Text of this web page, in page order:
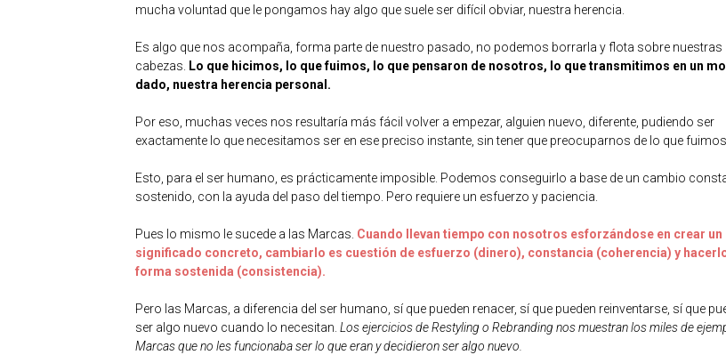
mucha voluntad que le pongamos hay algo que suele ser difícil obviar, nuestra herencia.
Es algo que nos acompaña, forma parte de nuestro pasado, no podemos borrarla y flota sobre nuestras
cabezas. Lo que hicimos, lo que fuimos, lo que pensaron de nosotros, lo que transmitimos en un
dado, nuestra herencia personal.
Por eso, muchas veces nos resultaría más fácil volver a empezar, alguien nuevo, diferente, pudiendo ser
exactamente lo que necesitamos ser en ese preciso instante, sin tener que preocuparnos de lo que
Esto, para el ser humano, es prácticamente imposible. Podemos conseguirlo a base de un cambio
sostenido, con la ayuda del paso del tiempo. Pero requiere un esfuerzo y paciencia.
Pues lo mismo le sucede a las Marcas. Cuando llevan tiempo con nosotros esforzándose en crear un
significado concreto, cambiarlo es cuestión de esfuerzo (dinero), constancia (coherencia) y
forma sostenida (consistencia).
Pero las Marcas, a diferencia del ser humano, sí que pueden renacer, sí que pueden reinventarse, sí que
ser algo nuevo cuando lo necesitan. Los ejercicios de Restyling o Rebranding nos muestran los miles de
Marcas que no les funcionaba ser lo que eran y decidieron ser algo nuevo.